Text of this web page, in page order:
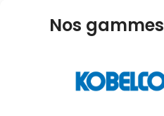
Nos gammes